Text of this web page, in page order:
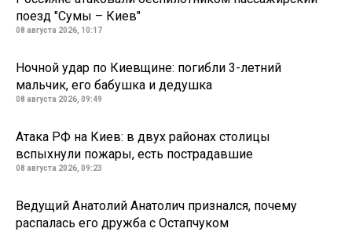
поезд "Сумы – Киев"
08 августа 2026, 10:17
Ночной удар по Киевщине: погибли 3-летний
мальчик, его бабушка и дедушка
08 августа 2026, 09:49
Атака РФ на Киев: в двух районах столицы
вспыхнули пожары, есть пострадавшие
08 августа 2026, 09:23
Ведущий Анатолий Анатолич признался, почему
распалась его дружба с Остапчуком